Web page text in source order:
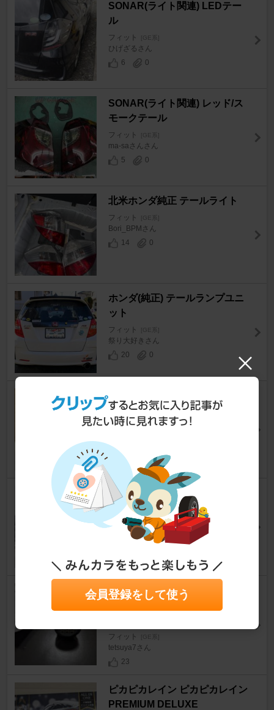
SONAR(ライト関連) LEDテー
ル
フィット [GE系]
ひげざるさん
6
0
SONAR(ライト関連) レッド/ス
モークテール
フィット [GE系]
ma-saさんさん
5
0
北米ホンダ純正 テールライト
フィット [GE系]
Bori_BPMさん
14
0
ホンダ(純正) テールランプユニ
ット
フィット [GE系]
祭り大好きさん
20
0
LIFELEX 40B19L
フィット [GE系]
Re:Moon 2さん
タイヤ・ホイール エンケイPF0
1
フィット [GE系]
xyz********さん
HID屋 / トレーディングトレー
フィット [GE系]
tetsuya7さん
23
ピカピカレイン ピカピカレイン
PREMIUM DELUXE
会員登録をして使う